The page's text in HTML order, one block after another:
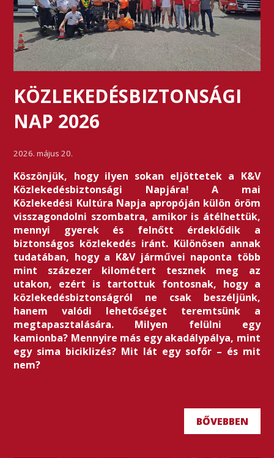
KÖZLEKEDÉSBIZTONSÁGI
NAP 2026
2026. május 20.
Köszönjük, hogy ilyen sokan eljöttetek a K&V
Közlekedésbiztonsági Napjára! A mai
Közlekedési Kultúra Napja apropóján külön öröm
visszagondolni szombatra, amikor is átélhettük,
mennyi gyerek és felnőtt érdeklődik a
biztonságos közlekedés iránt. Különösen annak
tudatában, hogy a K&V járművei naponta több
mint százezer kilométert tesznek meg az
utakon, ezért is tartottuk fontosnak, hogy a
közlekedésbiztonságról ne csak beszéljünk,
hanem valódi lehetőséget teremtsünk a
megtapasztalására. Milyen felülni egy
kamionba? Mennyire más egy akadálypálya, mint
egy sima biciklizés? Mit lát egy sofőr – és mit
nem?
BŐVEBBEN